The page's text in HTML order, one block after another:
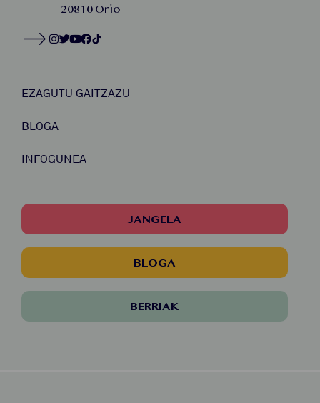
20810 Orio
EZAGUTU GAITZAZU
BLOGA
INFOGUNEA
JANGELA
BLOGA
BERRIAK